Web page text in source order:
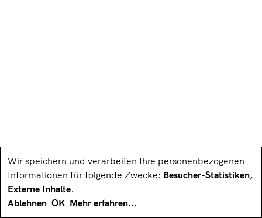
Impressum Datenschutz­erklärung
Wir speichern und verarbeiten Ihre personenbezogenen
Informationen für folgende Zwecke: Besucher-Statistiken,
Externe Inhalte.
Ablehnen OK Mehr erfahren...